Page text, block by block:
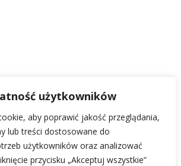
użytkowników
aby poprawić jakość przeglądania,
lub treści dostosowane do
użytkowników oraz analizować
przycisku „Akceptuj wszystkie”
się nie to, na co
tylko to, co
/Henry D.